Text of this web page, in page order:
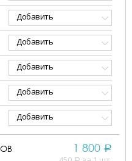
Добавить
Добавить
Добавить
Добавить
Добавить
1 800 a